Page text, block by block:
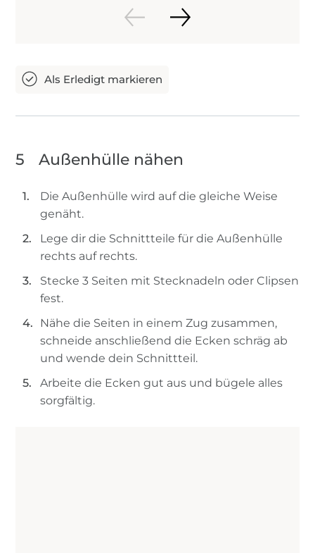
5 Außenhülle nähen
Die Außenhülle wird auf die gleiche Weise
genäht.
Lege dir die Schnittteile für die Außenhülle
rechts auf rechts.
Stecke 3 Seiten mit Stecknadeln oder Clipsen
fest.
Nähe die Seiten in einem Zug zusammen,
schneide anschließend die Ecken schräg ab
und wende dein Schnittteil.
Arbeite die Ecken gut aus und bügele alles
sorgfältig.